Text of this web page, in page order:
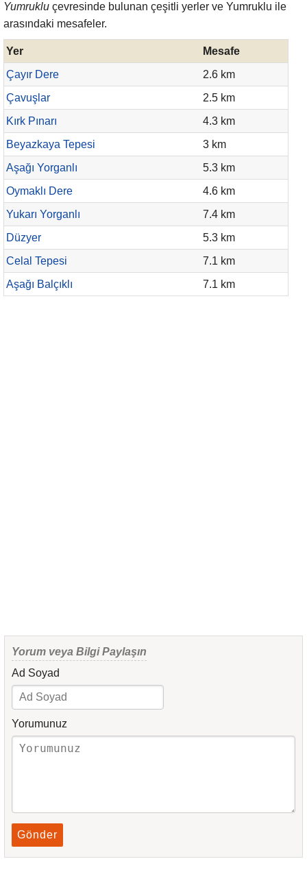
Yumruklu çevresinde bulunan çeşitli yerler ve Yumruklu ile
arasındaki mesafeler.
Yer
Mesafe
Çayır Dere
2.6 km
Çavuşlar
2.5 km
Kırk Pınarı
4.3 km
Beyazkaya Tepesi
3 km
Aşağı Yorganlı
5.3 km
Oymaklı Dere
4.6 km
Yukarı Yorganlı
7.4 km
Düzyer
5.3 km
Celal Tepesi
7.1 km
Aşağı Balçıklı
7.1 km
Yorum veya Bilgi Paylaşın
Ad Soyad
Yorumunuz
Gönder